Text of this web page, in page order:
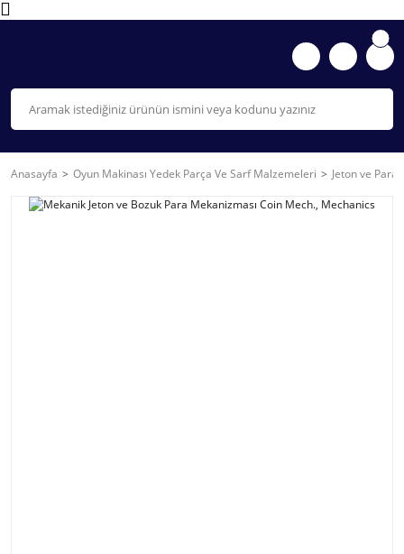
Anasayfa Oyun Makinası Yedek Parça Ve Sarf Malzemeleri Jeton ve Para